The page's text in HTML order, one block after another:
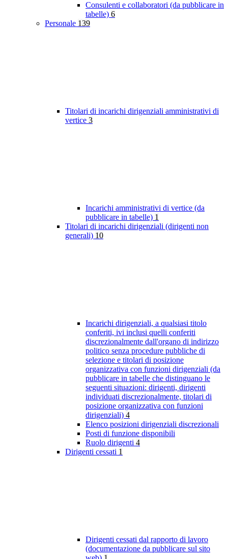
Consulenti e collaboratori (da pubblicare in
tabelle) 6
Personale 139
Titolari di incarichi dirigenziali amministrativi di
vertice 3
Incarichi amministrativi di vertice (da
pubblicare in tabelle) 1
Titolari di incarichi dirigenziali (dirigenti non
generali) 10
Incarichi dirigenziali, a qualsiasi titolo
conferiti, ivi inclusi quelli conferiti
discrezionalmente dall'organo di indirizzo
politico senza procedure pubbliche di
selezione e titolari di posizione
organizzativa con funzioni dirigenziali (da
pubblicare in tabelle che distinguano le
seguenti situazioni: dirigenti, dirigenti
individuati discrezionalmente, titolari di
posizione organizzativa con funzioni
dirigenziali) 4
Elenco posizioni dirigenziali discrezionali
Posti di funzione disponibili
Ruolo dirigenti 4
Dirigenti cessati 1
Dirigenti cessati dal rapporto di lavoro
(documentazione da pubblicare sul sito